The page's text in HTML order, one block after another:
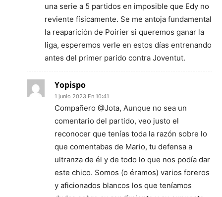
una serie a 5 partidos en imposible que Edy no
reviente físicamente. Se me antoja fundamental
la reaparición de Poirier si queremos ganar la
liga, esperemos verle en estos días entrenando
antes del primer parido contra Joventut.
Yopispo
1 junio 2023 En 10:41
Compañero @Jota, Aunque no sea un
comentario del partido, veo justo el
reconocer que tenías toda la razón sobre lo
que comentabas de Mario, tu defensa a
ultranza de él y de todo lo que nos podía dar
este chico. Somos (o éramos) varios foreros
y aficionados blancos los que teníamos